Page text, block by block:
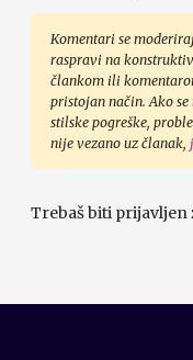
Komentari se
raspravi na
člankom ili
pristojan način. Ako
stilske pogreške,
nije vezano uz članak,
Trebaš biti prijavljen